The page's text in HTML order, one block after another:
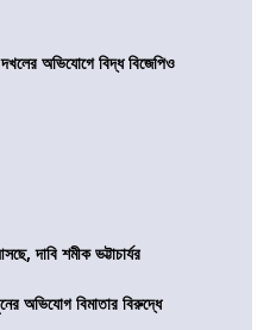
দখলের অভিযোগে বিদ্ধ বিজেপিও
দাবি শমীক ভট্টাচার্যর
অভিযোগ বিমাতার বিরুদ্ধে